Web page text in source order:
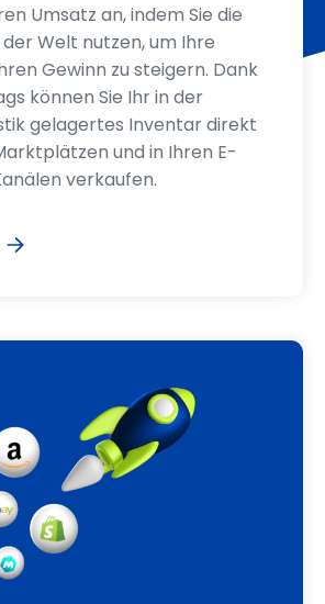
Umsatz an, indem Sie die
Welt nutzen, um Ihre
Gewinn zu steigern. Dank
können Sie Ihr in der
gelagertes Inventar direkt
und in Ihren E-
verkaufen.